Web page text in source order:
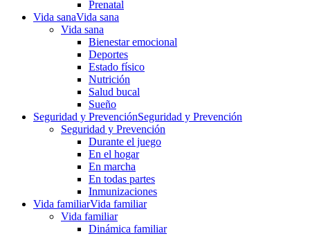
Prenatal
Vida sanaVida sana
Vida sana
Bienestar emocional
Deportes
Estado físico
Nutrición
Salud bucal
Sueño
Seguridad y PrevenciónSeguridad y Prevención
Seguridad y Prevención
Durante el juego
En el hogar
En marcha
En todas partes
Inmunizaciones
Vida familiarVida familiar
Vida familiar
Dinámica familiar